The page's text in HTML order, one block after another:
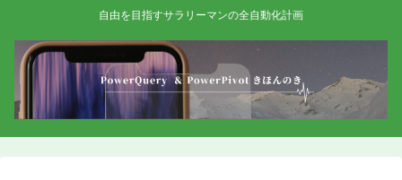
自由を目指すサラリーマンの全自動化計画